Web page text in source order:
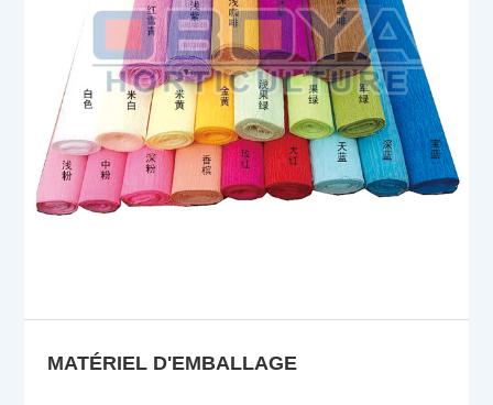
MATÉRIEL D'EMBALLAGE